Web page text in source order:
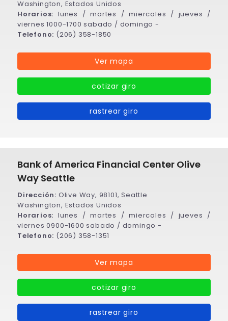
Washington, Estados Unidos
Horarios: lunes / martes / miercoles / jueves /
viernes 1000-1700 sabado / domingo -
Telefono: (206) 358-1850
Ver mapa
cotizar giro
rastrear giro
Bank of America Financial Center Olive
Way Seattle
Dirección: Olive Way, 98101, Seattle
Washington, Estados Unidos
Horarios: lunes / martes / miercoles / jueves /
viernes 0900-1600 sabado / domingo -
Telefono: (206) 358-1351
Ver mapa
cotizar giro
rastrear giro